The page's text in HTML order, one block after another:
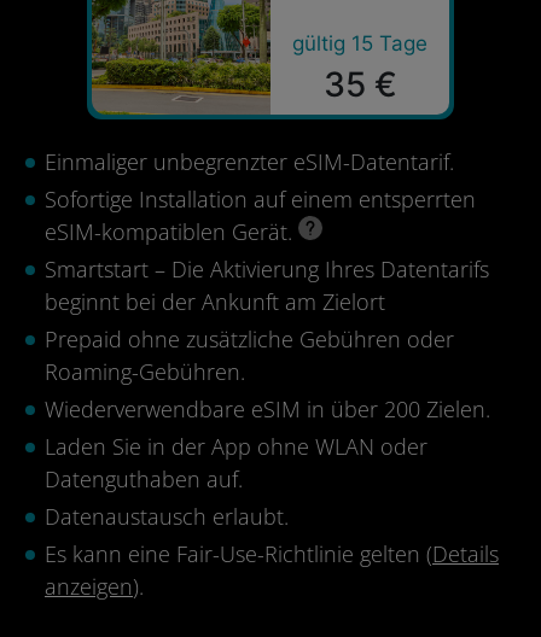
gültig 15 Tage
35 €
Einmaliger unbegrenzter eSIM-Datentarif.
Sofortige Installation auf einem entsperrten
eSIM-kompatiblen Gerät.
Smartstart – Die Aktivierung Ihres Datentarifs
beginnt bei der Ankunft am Zielort
Prepaid ohne zusätzliche Gebühren oder
Roaming-Gebühren.
Wiederverwendbare eSIM in über 200 Zielen.
Laden Sie in der App ohne WLAN oder
Datenguthaben auf.
Datenaustausch erlaubt.
Es kann eine Fair-Use-Richtlinie gelten (Details
anzeigen).